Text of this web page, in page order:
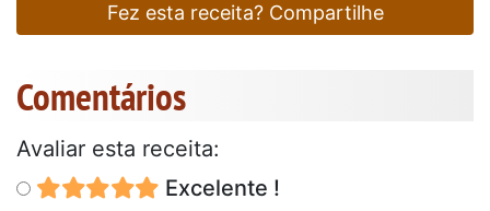
Fez esta receita? Compartilhe
Comentários
Avaliar esta receita:
Excelente !